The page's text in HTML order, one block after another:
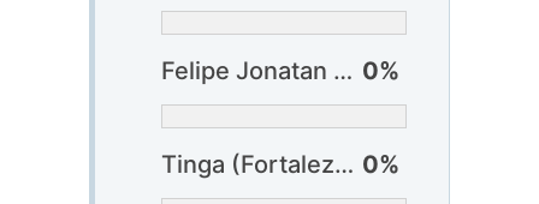
Felipe Jonatan (Fortaleza) 0%
Tinga (Fortaleza) 0%